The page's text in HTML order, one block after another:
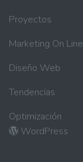
Proyectos
Marketing On Line
Diseño Web
Tendencias
Optimización
WordPress